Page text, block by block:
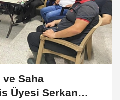
ve Saha
Üyesi Serkan